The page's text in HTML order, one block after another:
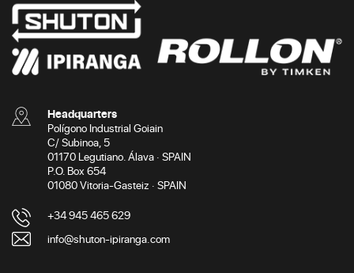
Headquarters
Polígono Industrial Goiain
C/ Subinoa, 5
01170 Legutiano. Álava · SPAIN
P.O. Box 654
01080 Vitoria-Gasteiz · SPAIN
+34 945 465 629
info@shuton-ipiranga.com